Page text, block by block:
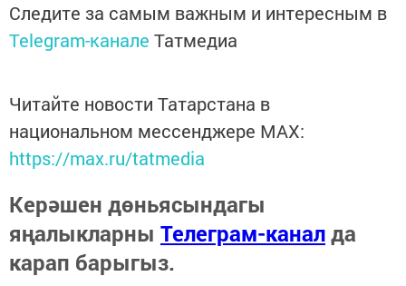
Следите за самым важным и интересным в
Telegram-канале Татмедиа
Читайте новости Татарстана в
национальном мессенджере MАХ:
https://max.ru/tatmedia
Керәшен дөньясындагы
яңалыкларны Телеграм-каналда
карап барыгыз.